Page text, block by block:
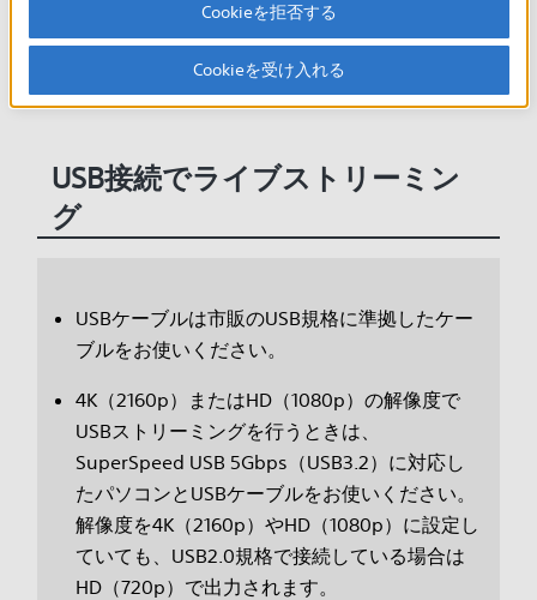
カメラをパソコンなどに接続し、カメラの映像と音声
をライブ配信やWeb会議サービスを利用することがで
きます。
USB接続でライブストリーミン
グ
USBケーブルは市販のUSB規格に準拠したケー
ブルをお使いください。
4K（2160p）またはHD（1080p）の解像度で
USBストリーミングを行うときは、
SuperSpeed USB 5Gbps（USB3.2）に対応し
たパソコンとUSBケーブルをお使いください。
解像度を4K（2160p）やHD（1080p）に設定し
ていても、USB2.0規格で接続している場合は
HD（720p）で出力されます。
Cookieを拒否する
Cookieを受け入れる